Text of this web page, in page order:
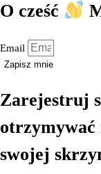
O cześć
Email
Zapisz mnie
Zarejestruj
otrzymywać
swojej